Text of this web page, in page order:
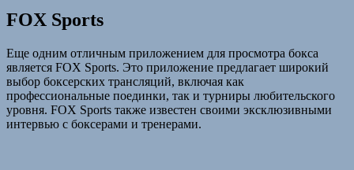
FOX Sports
Еще одним отличным приложением для просмотра бокса
является FOX Sports. Это приложение предлагает широкий
выбор боксерских трансляций, включая как
профессиональные поединки, так и турниры любительского
уровня. FOX Sports также известен своими эксклюзивными
интервью с боксерами и тренерами.